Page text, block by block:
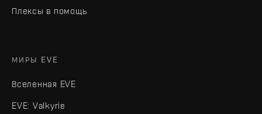
Плексы в помощь
МИРЫ EVE
Вселенная EVE
EVE: Valkyrie